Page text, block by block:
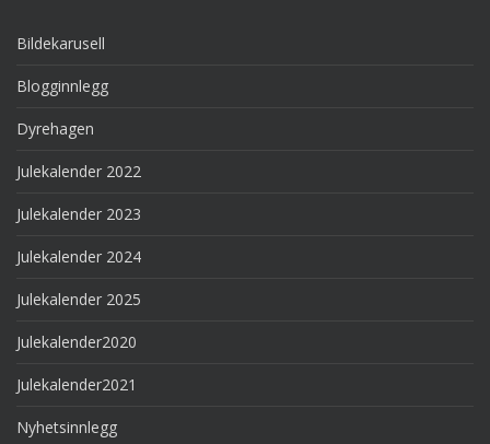
Bildekarusell
Blogginnlegg
Dyrehagen
Julekalender 2022
Julekalender 2023
Julekalender 2024
Julekalender 2025
Julekalender2020
Julekalender2021
Nyhetsinnlegg